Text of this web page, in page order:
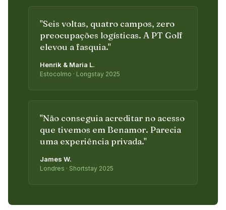
"Seis voltas, quatro campos, zero
preocupações logísticas. A PT Golf
elevou a fasquia."
Henrik & Maria L.
Estocolmo · Longstay 2025
"Não conseguia acreditar no acesso
que tivemos em Benamor. Parecia
uma experiência privada."
James W.
Londres · Shortstay 2025